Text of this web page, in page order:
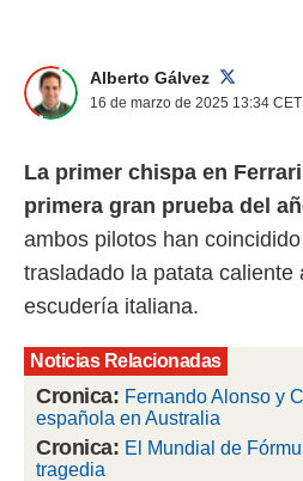
así como
perfil
en
más
nuestra
y
de
Alberto Gálvez
16 de marzo de 2025 13:34 CET
La primer chispa en
primera gran prueba del
ambos pilotos han
trasladado la patata caliente
escudería italiana.
Noticias Relacionadas
Cronica: Fernando Alonso y
española en Australia
Cronica: El Mundial de
tragedia